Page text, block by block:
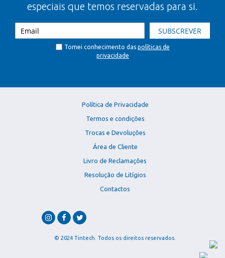
especiais que temos reservadas para si.
SUBSCREVER
Tomei conhecimento das políticas de
privacidade
Política de Privacidade
Termos e condições
Trocas e Devoluções
Área de Cliente
Livro de Reclamações
Resolução de Litígios
Contactos
© 2024 Tintech. Todos os direitos reservados.